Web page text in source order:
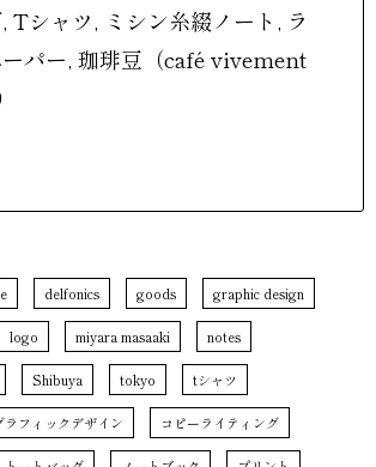
Tシャツ, ミシン糸綴ノート, ラ
ーパー, 珈琲豆（café vivement
delfonics goods graphic design
logo miyara masaaki notes
Shibuya tokyo tシャツ
ラフィックデザイン コピーライティング